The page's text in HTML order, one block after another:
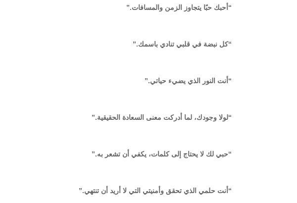
“أحبك حبًا يتجاوز الزمن والمسافات.”
“كل نبضة في قلبي تنادي باسمك.”
“أنت النور الذي يضيء حياتي.”
“لولا وجودك، لما أدركت معنى السعادة الحقيقية.”
“حبي لك لا يحتاج إلى كلمات، يكفي أن تشعر به.”
“أنت حلمي الذي تحقق وأمنيتي التي لا أريد أن تنتهي.”